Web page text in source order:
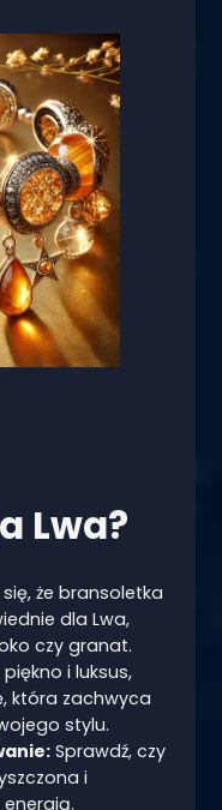
Lwa?
że bransoletka
dla Lwa,
czy granat.
i luksus,
która zachwyca
stylu.
Sprawdź, czy
i